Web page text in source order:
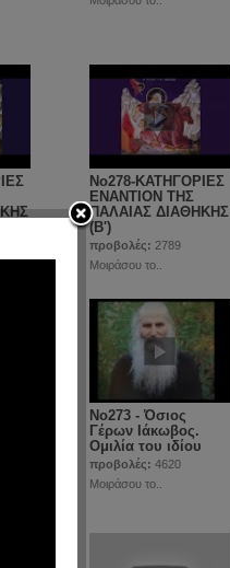
No278-ΚΑΤΗΓΟΡΙΕΣ
ΕΝΑΝΤΙΟΝ ΤΗΣ
ΠΑΛΑΙΑΣ ΔΙΑΘΗΚΗΣ
(Β')
προβολές: 2789
Μοιράσου το..
Νο273 - Όσιος
Γέρων Ιάκωβος.
Ομιλία του ιδίου
προβολές: 4620
Μοιράσου το..